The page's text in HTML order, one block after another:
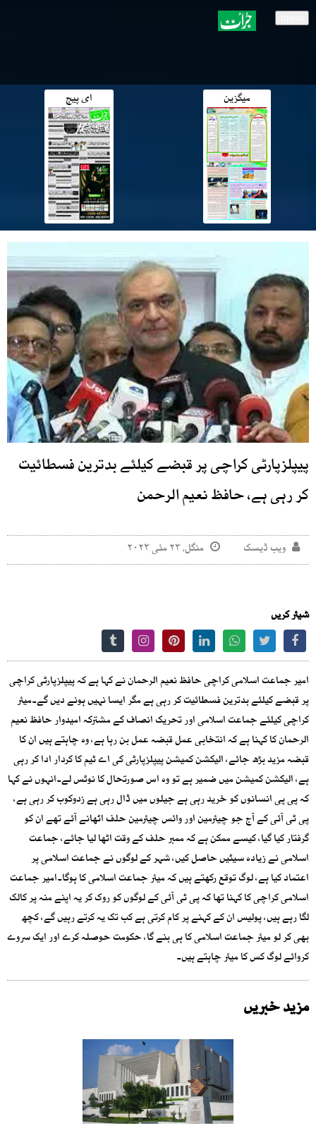
میگزین ای پیج
پیپلزپارٹی کراچی پر قبضے کیلئے بدترین فسطائیت
کر رہی ہے، حافظ نعیم الرحمن
ویب ڈیسک منگل, ۲۳ مئی ۲۰۲۳
شیئر کریں
امیر جماعت اسلامی کراچی حافظ نعیم الرحمان نے کہا ہے کہ پیپلزپارٹی کراچی
پر قبضے کیلئے بدترین فسطائیت کر رہی ہے مگر ایسا نہیں ہونے دیں گے۔میئر
کراچی کیلئے جماعت اسلامی اور تحریک انصاف کے مشترکہ امیدوار حافظ نعیم
الرحمان کا کہنا ہے کہ انتخابی عمل قبضہ عمل بن رہا ہے، وہ چاہتے ہیں ان کا
قبضہ مزید بڑھ جائے، الیکشن کمیشن پیپلزپارٹی کی اے ٹیم کا کردار ادا کر رہی
ہے، الیکشن کمیشن میں ضمیر ہے تو وہ اس صورتحال کا نوٹس لے۔انہوں نے کہا
کہ پی پی انسانوں کو خرید رہی ہے جیلوں میں ڈال رہی ہے زدوکوب کر رہی ہے،
پی ٹی آئی کے آج جو چیئرمین اور وائس چیئرمین حلف اٹھانے آئے تھے ان کو
گرفتار کیا گیا، کیسے ممکن ہے کہ ممبر حلف کے وقت اٹھا لیا جائے، جماعت
اسلامی نے زیادہ سیٹیں حاصل کیں، شہر کے لوگوں نے جماعت اسلامی پر
اعتماد کیا ہے، لوگ توقع رکھتے ہیں کہ میئر جماعت اسلامی کا ہوگا۔امیر جماعت
اسلامی کراچی کا کہنا تھا کہ پی ٹی آئی کے لوگوں کو روک کر یہ اپنے منہ پر کالک
لگا رہے ہیں، پولیس ان کے کہنے پر کام کرتی ہے کب تک یہ کرتے رہیں گے، کچھ
بھی کر لو میئر جماعت اسلامی کا ہی بنے گا، حکومت حوصلہ کرے اور ایک سروے
کروائے لوگ کس کا میئر چاہتے ہیں۔
مزید خبریں